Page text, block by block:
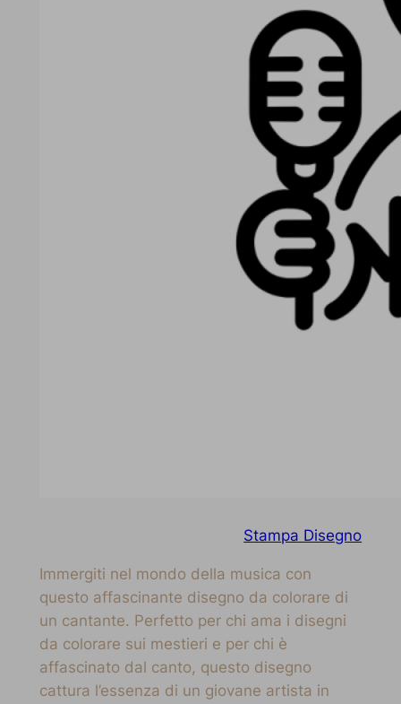
Stampa Disegno
Immergiti nel mondo della musica con
questo affascinante disegno da colorare di
un cantante. Perfetto per chi ama i disegni
da colorare sui mestieri e per chi è
affascinato dal canto, questo disegno
cattura l’essenza di un giovane artista in